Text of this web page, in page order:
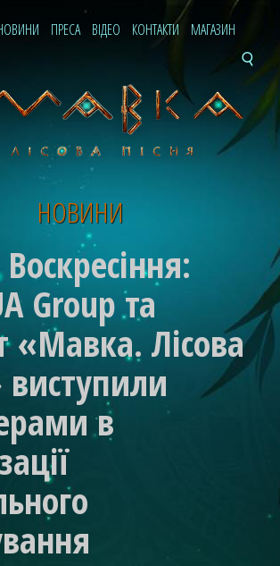
ПРЕСА ВІДЕО КОНТАКТИ МАГАЗИН
НОВИНИ
Group та
«Мавка. Лісова
виступили
в